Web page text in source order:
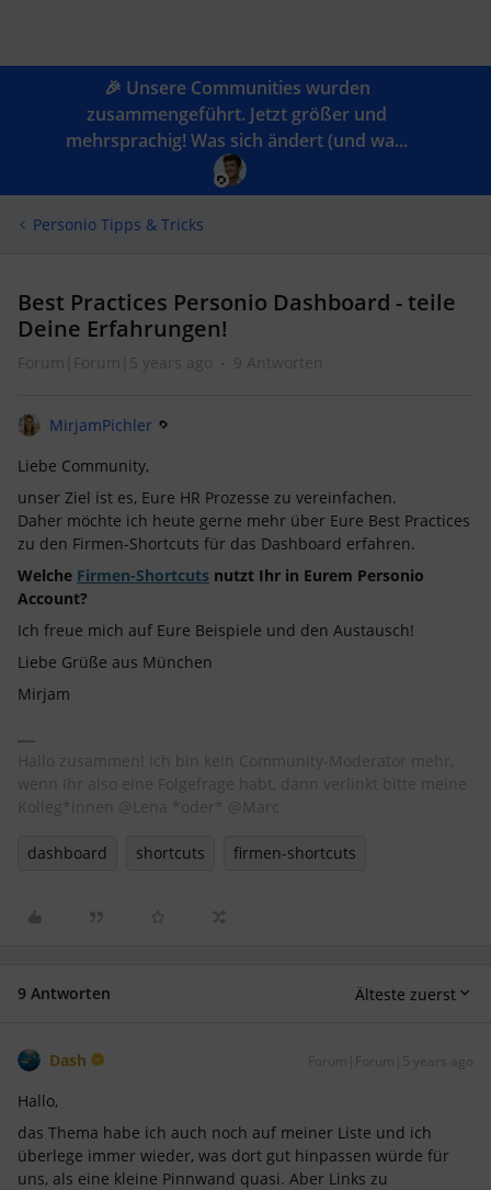
🎉 Unsere Communities wurden
zusammengeführt. Jetzt größer und
mehrsprachig! Was sich ändert (und wa...
Personio Tipps & Tricks
Best Practices Personio Dashboard - teile
Deine Erfahrungen!
Forum|Forum|5 years ago 9 Antworten
MirjamPichler
Liebe Community,
unser Ziel ist es, Eure HR Prozesse zu vereinfachen.
Daher möchte ich heute gerne mehr über Eure Best Practices
zu den Firmen-Shortcuts für das Dashboard erfahren.
Welche Firmen-Shortcuts nutzt Ihr in Eurem Personio
Account?
Ich freue mich auf Eure Beispiele und den Austausch!
Liebe Grüße aus München
Mirjam
Hallo zusammen! Ich bin kein Community-Moderator mehr,
wenn Ihr also eine Folgefrage habt, dann verlinkt bitte meine
Kolleg*innen @Lena *oder* @Marc
dashboard shortcuts firmen-shortcuts
9 Antworten Älteste zuerst
Dash Forum|Forum|5 years ago
Hallo,
das Thema habe ich auch noch auf meiner Liste und ich
überlege immer wieder, was dort gut hinpassen würde für
uns, als eine kleine Pinnwand quasi. Aber Links zu